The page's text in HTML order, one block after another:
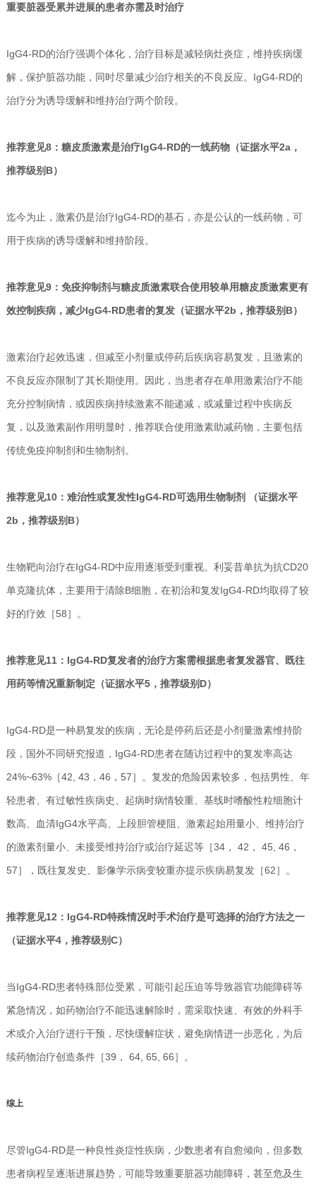
重要脏器受累并进展的患者亦需及时治疗
IgG4-RD的治疗强调个体化，治疗目标是减轻病灶炎症，维持疾病缓
解，保护脏器功能，同时尽量减少治疗相关的不良反应。IgG4-RD的
治疗分为诱导缓解和维持治疗两个阶段。
推荐意见8：糖皮质激素是治疗IgG4-RD的一线药物（证据水平2a，
推荐级别B）
迄今为止，激素仍是治疗IgG4-RD的基石，亦是公认的一线药物，可
用于疾病的诱导缓解和维持阶段。
推荐意见9：免疫抑制剂与糖皮质激素联合使用较单用糖皮质激素更有
效控制疾病，减少IgG4-RD患者的复发（证据水平2b，推荐级别B）
激素治疗起效迅速，但减至小剂量或停药后疾病容易复发，且激素的
不良反应亦限制了其长期使用。因此，当患者存在单用激素治疗不能
充分控制病情，或因疾病持续激素不能递减，或减量过程中疾病反
复，以及激素副作用明显时，推荐联合使用激素助减药物，主要包括
传统免疫抑制剂和生物制剂。
推荐意见10：难治性或复发性IgG4-RD可选用生物制剂 （证据水平
2b，推荐级别B）
生物靶向治疗在IgG4-RD中应用逐渐受到重视。利妥昔单抗为抗CD20
单克隆抗体，主要用于清除B细胞，在初治和复发IgG4-RD均取得了较
好的疗效［58］。
推荐意见11：IgG4-RD复发者的治疗方案需根据患者复发器官、既往
用药等情况重新制定（证据水平5，推荐级别D）
IgG4-RD是一种易复发的疾病，无论是停药后还是小剂量激素维持阶
段，国外不同研究报道，IgG4-RD患者在随访过程中的复发率高达
24%~63%［42, 43，46，57］。复发的危险因素较多，包括男性、年
轻患者、有过敏性疾病史、起病时病情较重、基线时嗜酸性粒细胞计
数高、血清IgG4水平高、上段胆管梗阻、激素起始用量小、维持治疗
的激素剂量小、未接受维持治疗或治疗延迟等［34， 42， 45, 46，
57］，既往复发史、影像学示病变较重亦提示疾病易复发［62］。
推荐意见12：IgG4-RD特殊情况时手术治疗是可选择的治疗方法之一
（证据水平4，推荐级别C）
当IgG4-RD患者特殊部位受累，可能引起压迫等导致器官功能障碍等
紧急情况，如药物治疗不能迅速解除时，需采取快速、有效的外科手
术或介入治疗进行干预，尽快缓解症状，避免病情进一步恶化，为后
续药物治疗创造条件［39， 64, 65, 66］。
综上
尽管IgG4-RD是一种良性炎症性疾病，少数患者有自愈倾向，但多数
患者病程呈逐渐进展趋势，可能导致重要脏器功能障碍，甚至危及生